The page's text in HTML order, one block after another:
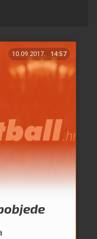
10.09.2017. 14:57